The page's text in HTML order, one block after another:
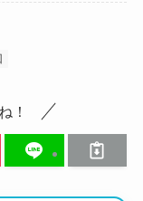
！